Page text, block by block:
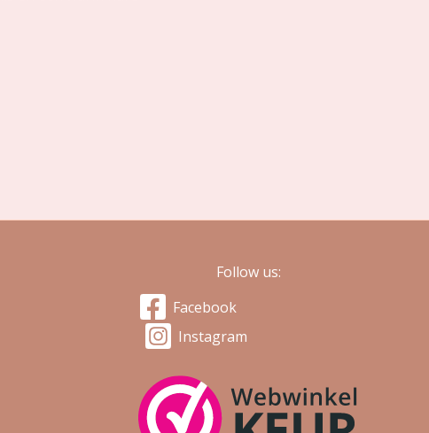
Follow us:
Facebook
Instagram